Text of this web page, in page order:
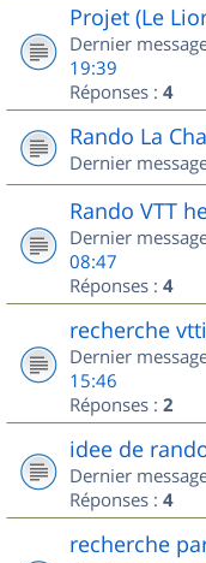
Projet (Le
Dernier
19:39
Réponses : 4
Rando La
Dernier
Rando VTT
Dernier
08:47
Réponses : 4
recherche
Dernier
15:46
Réponses : 2
idee de
Dernier
Réponses : 4
recherche